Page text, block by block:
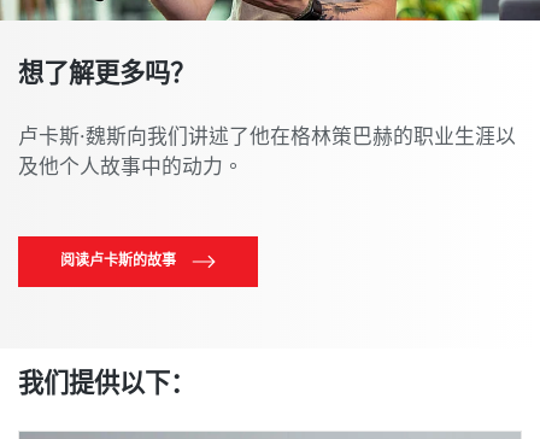
想了解更多吗？
卢卡斯·魏斯向我们讲述了他在格林策巴赫的职业生涯以
及他个人故事中的动力。
阅读卢卡斯的故事
我们提供以下：